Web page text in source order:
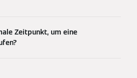
Zeitpunkt, um eine